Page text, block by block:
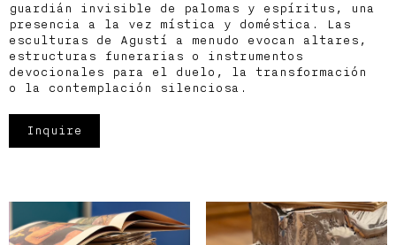
guardián invisible de palomas y espíritus, una
presencia a la vez mística y doméstica. Las
esculturas de Agustí a menudo evocan altares,
estructuras funerarias o instrumentos
devocionales para el duelo, la transformación
o la contemplación silenciosa.
Inquire